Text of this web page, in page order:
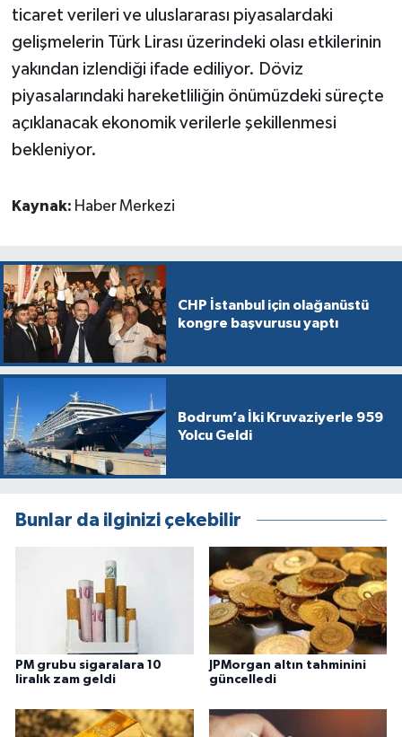
ticaret verileri ve uluslararası piyasalardaki
gelişmelerin Türk Lirası üzerindeki olası etkilerinin
yakından izlendiği ifade ediliyor. Döviz
piyasalarındaki hareketliliğin önümüzdeki süreçte
açıklanacak ekonomik verilerle şekillenmesi
bekleniyor.
Kaynak: Haber Merkezi
CHP İstanbul için olağanüstü
kongre başvurusu yaptı
Bodrum’a İki Kruvaziyerle 959
Yolcu Geldi
Bunlar da ilginizi çekebilir
PM grubu sigaralara 10
liralık zam geldi
JPMorgan altın tahminini
güncelledi